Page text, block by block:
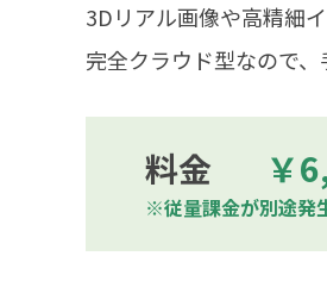
3Dリアル画像や高精細
完全クラウド型なので、
料金 ￥
※従量課金が別途発